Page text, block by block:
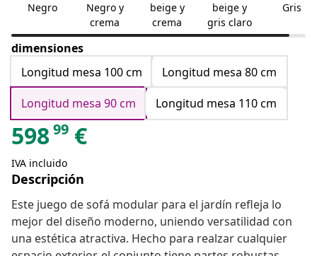
Negro
Negro y
crema
beige y
crema
beige y
gris claro
Gris
dimensiones
Longitud mesa 100 cm
Longitud mesa 80 cm
Longitud mesa 90 cm
Longitud mesa 110 cm
59899 €
IVA incluido
Descripción
Este juego de sofá modular para el jardín refleja lo
mejor del diseño moderno, uniendo versatilidad con
una estética atractiva. Hecho para realzar cualquier